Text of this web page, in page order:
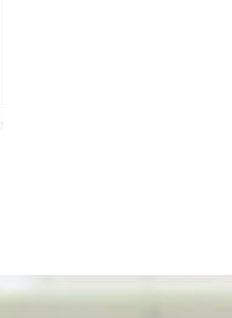
工冷凍」職類介紹